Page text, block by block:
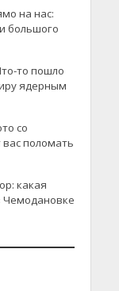
на нас:
большого
то пошло
ядерным
со
поломать
какая
Чемодановке